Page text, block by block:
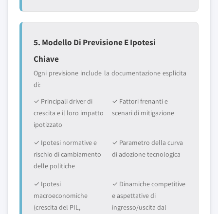
5. Modello Di Previsione E Ipotesi
Chiave
Ogni previsione include la documentazione esplicita
di:
✓ Principali driver di
crescita e il loro impatto
ipotizzato
✓ Fattori frenanti e
scenari di mitigazione
✓ Ipotesi normative e
rischio di cambiamento
delle politiche
✓ Parametro della curva
di adozione tecnologica
✓ Ipotesi
macroeconomiche
(crescita del PIL,
✓ Dinamiche competitive
e aspettative di
ingresso/uscita dal